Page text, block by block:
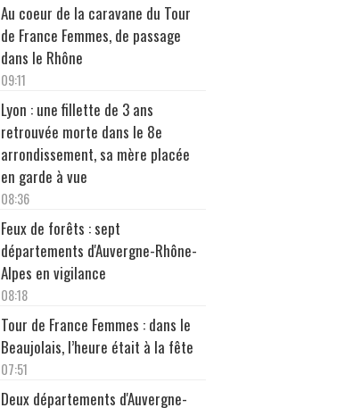
Au coeur de la caravane du Tour
de France Femmes, de passage
dans le Rhône
09:11
Lyon : une fillette de 3 ans
retrouvée morte dans le 8e
arrondissement, sa mère placée
en garde à vue
08:36
Feux de forêts : sept
départements d'Auvergne-Rhône-
Alpes en vigilance
08:18
Tour de France Femmes : dans le
Beaujolais, l’heure était à la fête
07:51
Deux départements d'Auvergne-